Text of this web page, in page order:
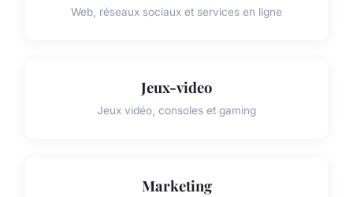
Web, réseaux sociaux et services en ligne
Jeux-video
Jeux vidéo, consoles et gaming
Marketing